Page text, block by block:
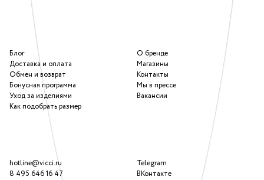
О бренде
Магазины
Контакты
Мы в прессе
Вакансии
Telegram
ВКонтакте
Блог
Доставка и оплата
Обмен и возврат
Бонусная программа
Уход за изделиями
Как подобрать размер
hotline@vicci.ru
8 495 646 16 47